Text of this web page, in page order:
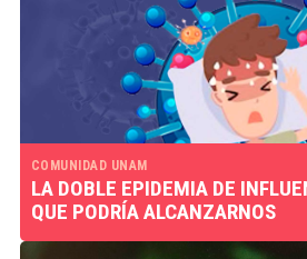
COMUNIDAD UNAM
LA DOBLE EPIDEMIA DE
QUE PODRÍA ALCANZARNOS